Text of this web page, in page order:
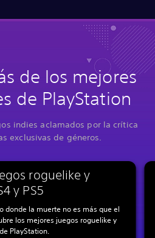
de los mejores
de PlayStation
indies aclamados por la crítica
exclusivas de géneros.
roguelike y
y PS5
donde la muerte no es más que el
los mejores juegos roguelike y
PlayStation.